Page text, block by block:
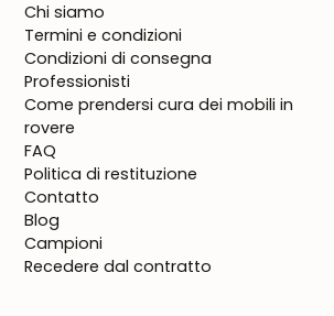
Chi siamo
Termini e condizioni
Condizioni di consegna
Professionisti
Come prendersi cura dei mobili in
rovere
FAQ
Politica di restituzione
Contatto
Blog
Campioni
Recedere dal contratto